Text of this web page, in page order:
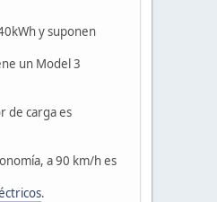
y suponen
un Model 3
de carga es
a 90 km/h es
.